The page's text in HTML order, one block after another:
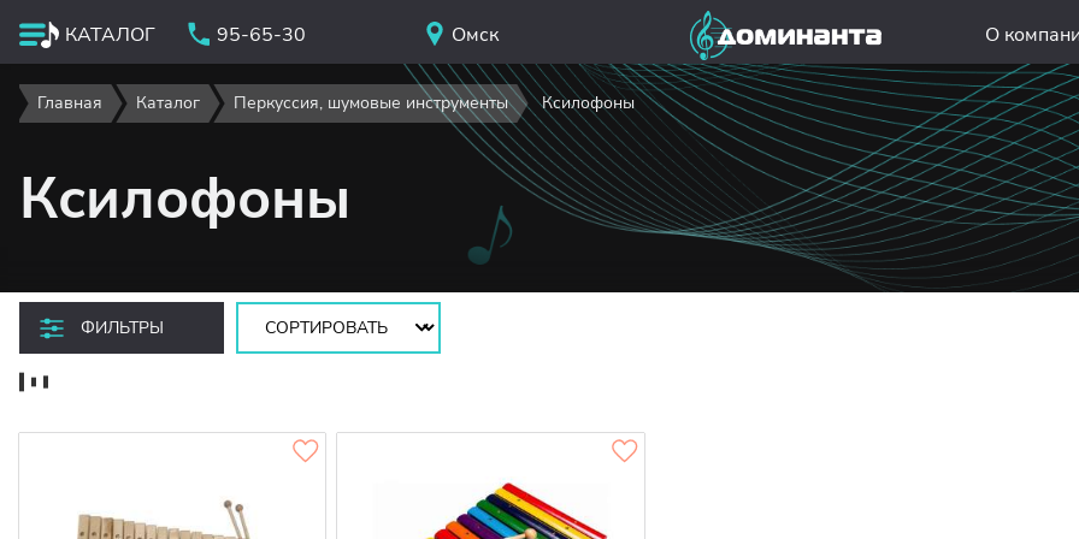
КАТАЛОГ 95-65-30 Омск О
Главная Каталог Перкуссия, шумовые инструменты Ксилофоны
Ксилофоны
ФИЛЬТРЫ